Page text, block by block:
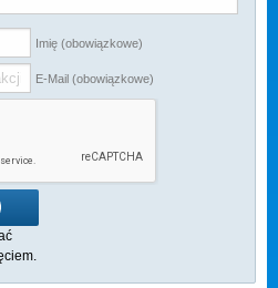
Imię (obowiązkowe)
E-Mail (obowiązkowe)